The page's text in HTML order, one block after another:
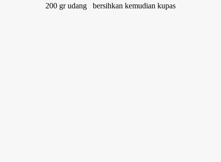
200 gr udang bersihkan kemudian kupas